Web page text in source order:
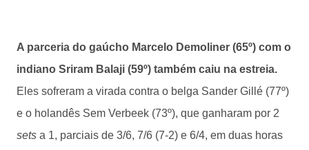
A parceria do gaúcho Marcelo Demoliner (65º) com o
indiano Sriram Balaji (59º) também caiu na estreia.
Eles sofreram a virada contra o belga Sander Gillé (77º)
e o holandês Sem Verbeek (73º), que ganharam por 2
sets a 1, parciais de 3/6, 7/6 (7-2) e 6/4, em duas horas